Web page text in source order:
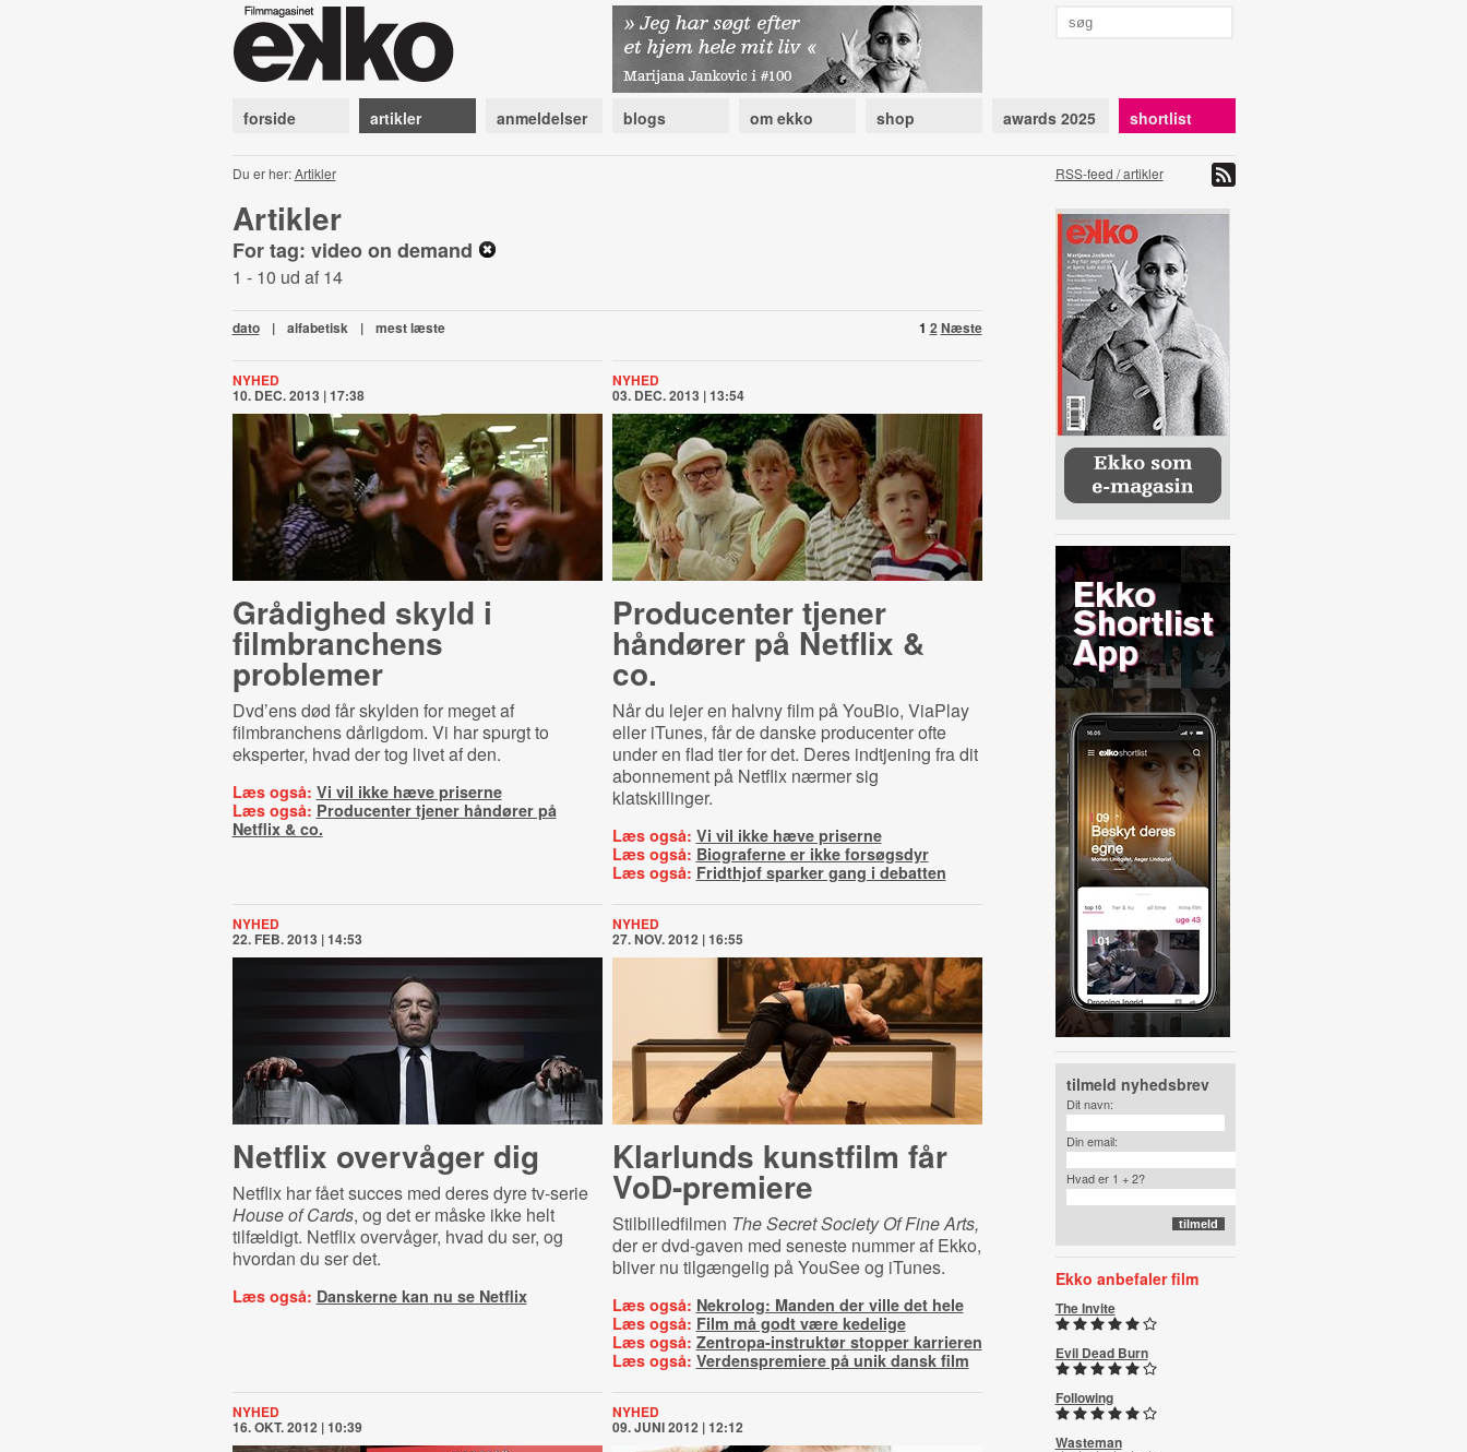
forside artikler anmeldelser blogs om ekko shop awards 2025 shortlist
Du er her:Artikler RSS-feed / artikler
Artikler
For tag: video on demand
1 - 10 ud af 14
1 2 Næste
dato | alfabetisk | mest læste
NYHED
10. DEC. 2013 | 17:38
Grådighed skyld i
filmbranchens
problemer
Dvd’ens død får skylden for meget af
filmbranchens dårligdom. Vi har spurgt to
eksperter, hvad der tog livet af den.
Læs også: Vi vil ikke hæve priserne
Læs også: Producenter tjener håndører på
Netflix & co.
NYHED
03. DEC. 2013 | 13:54
Producenter tjener
håndører på Netflix &
co.
Når du lejer en halvny film på YouBio, ViaPlay
eller iTunes, får de danske producenter ofte
under en flad tier for det. Deres indtjening fra dit
abonnement på Netflix nærmer sig
klatskillinger.
Læs også: Vi vil ikke hæve priserne
Læs også: Biograferne er ikke forsøgsdyr
Læs også: Fridthjof sparker gang i debatten
NYHED
22. FEB. 2013 | 14:53
Netflix overvåger dig
Netflix har fået succes med deres dyre tv-serie
House of Cards, og det er måske ikke helt
tilfældigt. Netflix overvåger, hvad du ser, og
hvordan du ser det.
Læs også: Danskerne kan nu se Netflix
NYHED
27. NOV. 2012 | 16:55
Klarlunds kunstfilm får
VoD-premiere
Stilbilledfilmen The Secret Society Of Fine Arts,
der er dvd-gaven med seneste nummer af Ekko,
bliver nu tilgængelig på YouSee og iTunes.
Læs også: Nekrolog: Manden der ville det hele
Læs også: Film må godt være kedelige
Læs også: Zentropa-instruktør stopper karrieren
Læs også: Verdenspremiere på unik dansk film
NYHED
16. OKT. 2012 | 10:39
NYHED
09. JUNI 2012 | 12:12
tilmeld nyhedsbrev
Dit navn:
Din email:
Hvad er 1 + 2?
Ekko anbefaler film
The Invite
Evil Dead Burn
Following
Wasteman